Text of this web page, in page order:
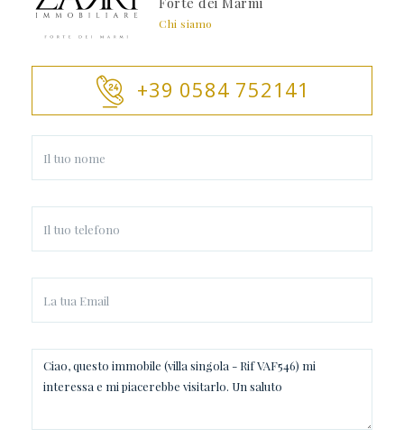
Chi siamo
+39 0584 752141